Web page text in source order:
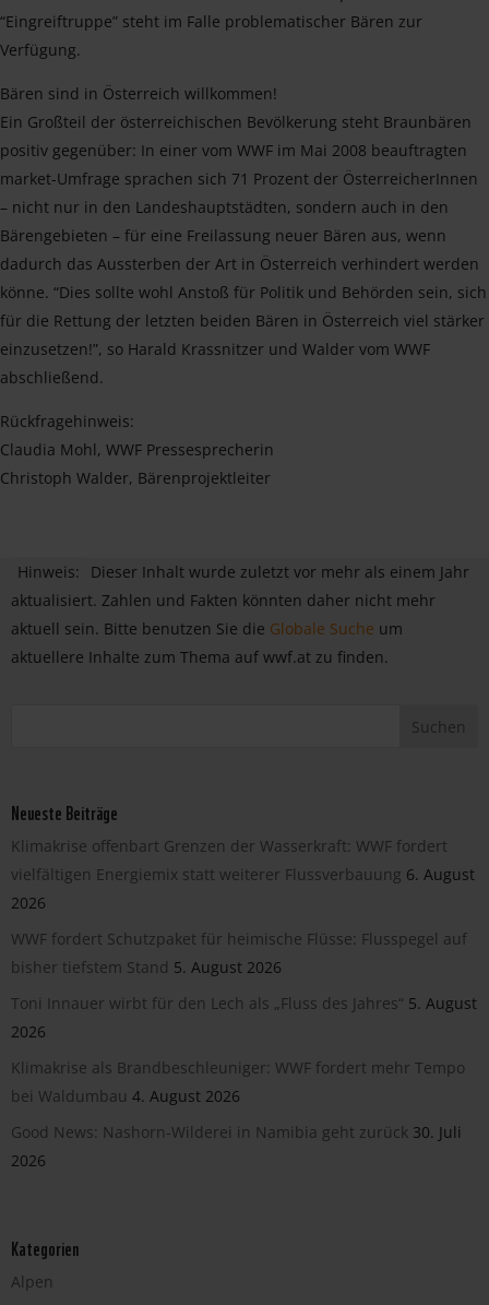
“Eingreiftruppe” steht im Falle problematischer Bären zur
Verfügung.
Bären sind in Österreich willkommen!
Ein Großteil der österreichischen Bevölkerung steht Braunbären
positiv gegenüber: In einer vom WWF im Mai 2008 beauftragten
market-Umfrage sprachen sich 71 Prozent der ÖsterreicherInnen
– nicht nur in den Landeshauptstädten, sondern auch in den
Bärengebieten – für eine Freilassung neuer Bären aus, wenn
dadurch das Aussterben der Art in Österreich verhindert werden
könne. “Dies sollte wohl Anstoß für Politik und Behörden sein, sich
für die Rettung der letzten beiden Bären in Österreich viel stärker
einzusetzen!”, so Harald Krassnitzer und Walder vom WWF
abschließend.
Rückfragehinweis:
Claudia Mohl, WWF Pressesprecherin
Christoph Walder, Bärenprojektleiter
Hinweis:
Dieser Inhalt wurde zuletzt vor mehr als einem Jahr
aktualisiert. Zahlen und Fakten könnten daher nicht mehr
aktuell sein. Bitte benutzen Sie die Globale Suche um
aktuellere Inhalte zum Thema auf wwf.at zu finden.
Neueste Beiträge
Klimakrise offenbart Grenzen der Wasserkraft: WWF fordert
vielfältigen Energiemix statt weiterer Flussverbauung 6. August
2026
WWF fordert Schutzpaket für heimische Flüsse: Flusspegel auf
bisher tiefstem Stand 5. August 2026
Toni Innauer wirbt für den Lech als „Fluss des Jahres“ 5. August
2026
Klimakrise als Brandbeschleuniger: WWF fordert mehr Tempo
bei Waldumbau 4. August 2026
Good News: Nashorn-Wilderei in Namibia geht zurück 30. Juli
2026
Kategorien
Alpen